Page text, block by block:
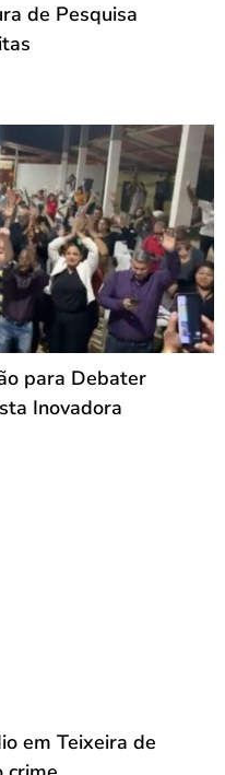
de Pesquisa
para Debater
Inovadora
em Teixeira de